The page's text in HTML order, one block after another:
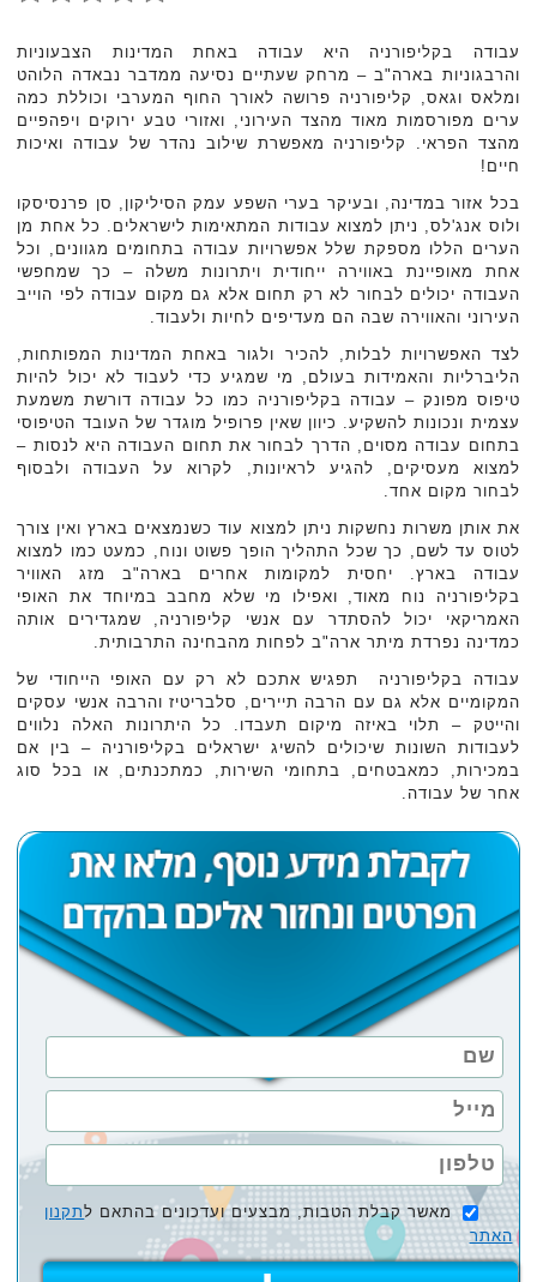
עבודה בקליפורניה היא עבודה באחת המדינות הצבעוניות
והרבגוניות בארה"ב – מרחק שעתיים נסיעה ממדבר נבאדה הלוהט
ומלאס וגאס, קליפורניה פרושה לאורך החוף המערבי וכוללת כמה
ערים מפורסמות מאוד מהצד העירוני, ואזורי טבע ירוקים ויפהפיים
מהצד הפראי. קליפורניה מאפשרת שילוב נהדר של עבודה ואיכות
חיים!
בכל אזור במדינה, ובעיקר בערי השפע עמק הסיליקון, סן פרנסיסקו
ולוס אנג'לס, ניתן למצוא עבודות המתאימות לישראלים. כל אחת מן
הערים הללו מספקת שלל אפשרויות עבודה בתחומים מגוונים, וכל
אחת מאופיינת באווירה ייחודית ויתרונות משלה – כך שמחפשי
העבודה יכולים לבחור לא רק תחום אלא גם מקום עבודה לפי הוייב
העירוני והאווירה שבה הם מעדיפים לחיות ולעבוד.
לצד האפשרויות לבלות, להכיר ולגור באחת המדינות המפותחות,
הליברליות והאמידות בעולם, מי שמגיע כדי לעבוד לא יכול להיות
טיפוס מפונק – עבודה בקליפורניה כמו כל עבודה דורשת משמעת
עצמית ונכונות להשקיע. כיוון שאין פרופיל מוגדר של העובד הטיפוסי
בתחום עבודה מסוים, הדרך לבחור את תחום העבודה היא לנסות –
למצוא מעסיקים, להגיע לראיונות, לקרוא על העבודה ולבסוף
לבחור מקום אחד.
את אותן משרות נחשקות ניתן למצוא עוד כשנמצאים בארץ ואין צורך
לטוס עד לשם, כך שכל התהליך הופך פשוט ונוח, כמעט כמו למצוא
עבודה בארץ. יחסית למקומות אחרים בארה"ב מזג האוויר
בקליפורניה נוח מאוד, ואפילו מי שלא מחבב במיוחד את האופי
האמריקאי יכול להסתדר עם אנשי קליפורניה, שמגדירים אותה
כמדינה נפרדת מיתר ארה"ב לפחות מהבחינה התרבותית.
עבודה בקליפורניה תפגיש אתכם לא רק עם האופי הייחודי של
המקומיים אלא גם עם הרבה תיירים, סלבריטיז והרבה אנשי עסקים
והייטק – תלוי באיזה מיקום תעבדו. כל היתרונות האלה נלווים
לעבודות השונות שיכולים להשיג ישראלים בקליפורניה – בין אם
במכירות, כמאבטחים, בתחומי השירות, כמתכנתים, או בכל סוג
אחר של עבודה.
מאשר קבלת הטבות, מבצעים ועדכונים בהתאם לתקנון
האתר